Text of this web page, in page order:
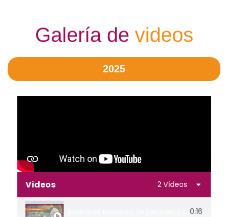
Galería de videos
2025
Videos 2 Vídeos
Derechos Mayores: La Edad No Nos Define,
0:16